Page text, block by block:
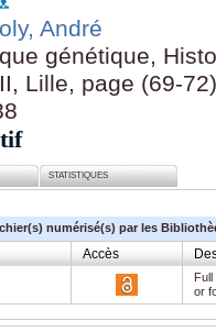
André
génétique,
Lille, page (69-72)
STATISTIQUES
numérisé(s) par les
Accès
or